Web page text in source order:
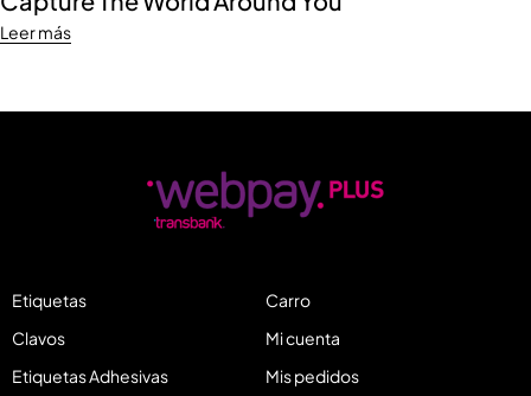
Leer más
Etiquetas
Clavos
Etiquetas Adhesivas
Carro
Mi cuenta
Mis pedidos